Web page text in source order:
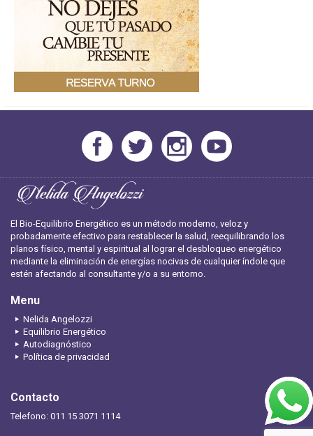
El Bio-Equilibrio Energético es un método moderno, veloz y
probadamente efectivo para restablecer la salud, reequilibrando los
planos físico, mental y espiritual al lograr el desbloqueo energético
mediante la eliminación de energías nocivas de cualquier índole que
estén afectando al consultante y/o a su entorno.
Menu
Nelida Angelozzi
Equilibrio Energético
Autodiagnóstico
Política de privacidad
Contacto
Telefono: 011 15 3071 1114